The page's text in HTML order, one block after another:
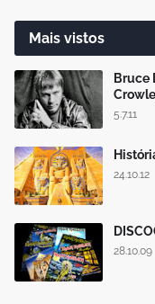
Mais vistos
Bruce
5.7.11
24.10.12
28.10.09